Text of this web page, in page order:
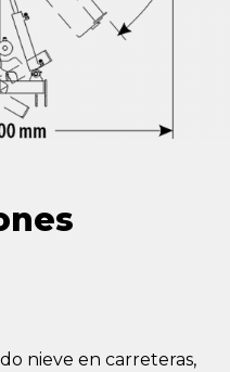
nieve en carreteras,